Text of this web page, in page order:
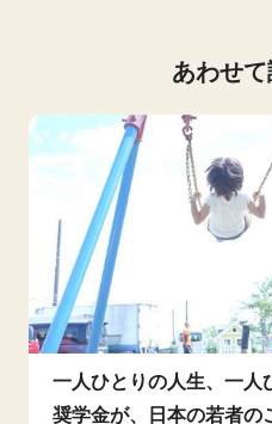
あわせ
一人ひとりの人生、一人
奨学金が、日本の若者の